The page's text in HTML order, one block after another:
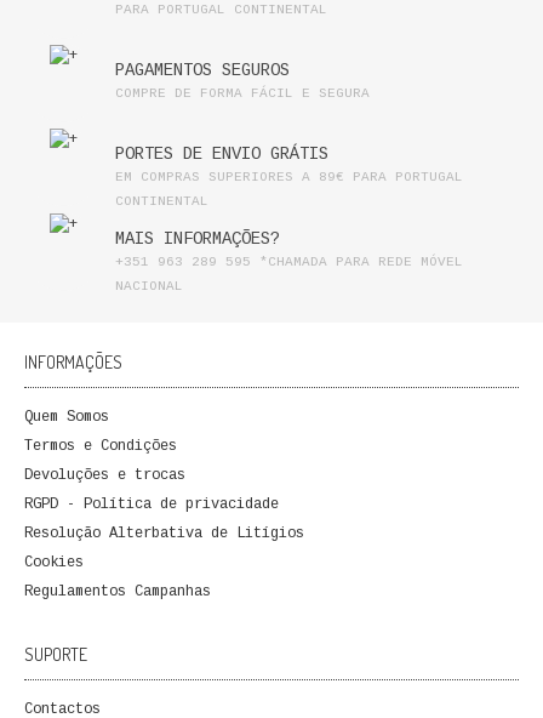
PARA PORTUGAL CONTINENTAL
PAGAMENTOS SEGUROS
COMPRE DE FORMA FÁCIL E SEGURA
PORTES DE ENVIO GRÁTIS
EM COMPRAS SUPERIORES A 89€ PARA PORTUGAL
CONTINENTAL
MAIS INFORMAÇÕES?
+351 963 289 595 *CHAMADA PARA REDE MÓVEL
NACIONAL
INFORMAÇÕES
Quem Somos
Termos e Condições
Devoluções e trocas
RGPD - Política de privacidade
Resolução Alterbativa de Litígios
Cookies
Regulamentos Campanhas
SUPORTE
Contactos